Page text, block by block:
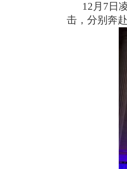
12月7日
击，分别奔